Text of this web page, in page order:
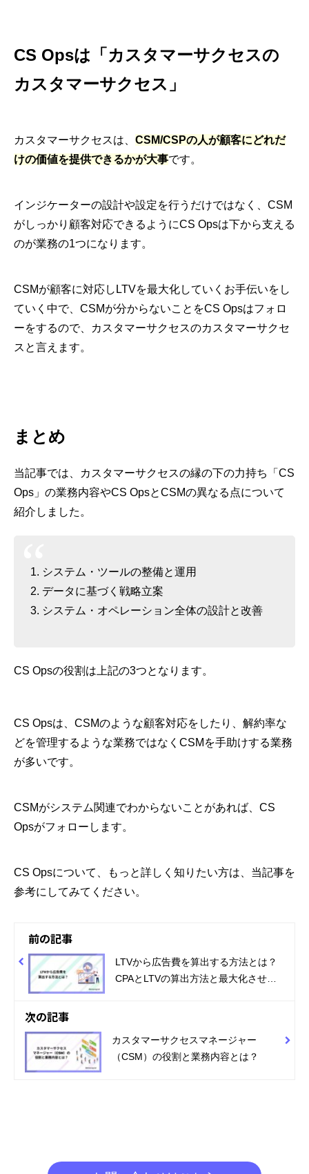
CS Opsは「カスタマーサクセスの
カスタマーサクセス」
カスタマーサクセスは、 CSM/CSPの人が顧客にどれだ
けの価値を提供できるかが大事です。
インジケーターの設計や設定を行うだけではなく、CSM
がしっかり顧客対応できるようにCS Opsは下から支える
のが業務の1つになります。
CSMが顧客に対応しLTVを最大化していくお手伝いをし
ていく中で、CSMが分からないことをCS Opsはフォロ
ーをするので、カスタマーサクセスのカスタマーサクセ
スと言えます。
まとめ
当記事では、カスタマーサクセスの縁の下の力持ち「CS
Ops」の業務内容やCS OpsとCSMの異なる点について
紹介しました。
システム・ツールの整備と運用
データに基づく戦略立案
システム・オペレーション全体の設計と改善
CS Opsの役割は上記の3つとなります。
CS Opsは、CSMのような顧客対応をしたり、解約率な
どを管理するような業務ではなくCSMを手助けする業務
が多いです。
CSMがシステム関連でわからないことがあれば、CS
Opsがフォローします。
CS Opsについて、もっと詳しく知りたい方は、当記事を
参考にしてみてください。
前の記事
LTVから広告費を算出する方法とは？
CPAとLTVの算出方法と最大化させる
次の記事
カスタマーサクセスマネージャー
（CSM）の役割と業務内容とは？